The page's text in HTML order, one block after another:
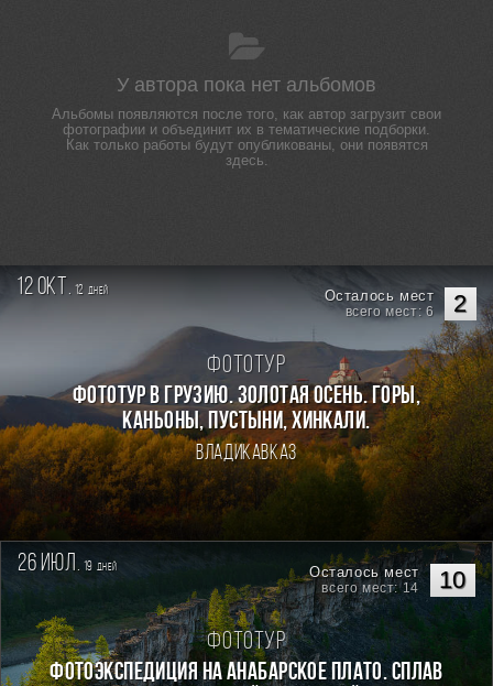
У автора пока нет альбомов
Альбомы появляются после того, как автор загрузит свои
фотографии и объединит их в тематические подборки.
Как только работы будут опубликованы, они появятся
здесь.
12 окт. 12 дней 2
Осталось мест
всего мест: 6
Фототур
Фототур в Грузию. Золотая осень. Горы,
каньоны, пустыни, хинкали.
Владикавказ
26 июл. 19 дней 10
Осталось мест
всего мест: 14
Фототур
Фотоэкспедиция на Анабарское плато. Сплав